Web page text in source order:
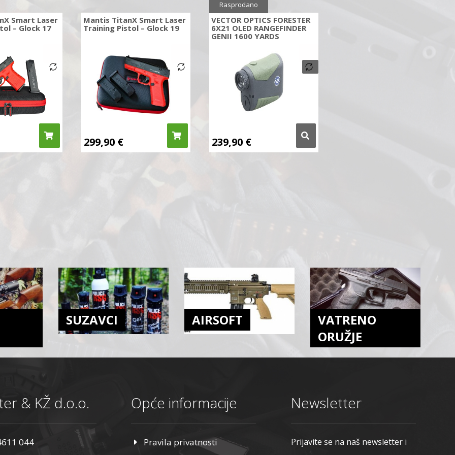
Smart Laser
– Glock 17
Mantis TitanX Smart Laser
Training Pistol – Glock 19
299,90 €
VECTOR OPTICS FORESTER
6X21 OLED RANGEFINDER
GENII 1600 YARDS
239,90 €
Rasprodano
SUZAVCI AIRSOFT
VATRENO
ORUŽJE
& KŽ d.o.o.
044
Opće informacije
Pravila privatnosti
Newsletter
Prijavite se na naš newsletter i